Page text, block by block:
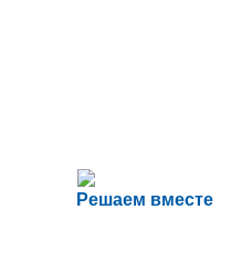
Решаем вместе
Сложности с
Сообщите об этом